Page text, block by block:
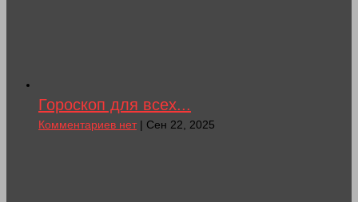
Гороскоп для всех...
Комментариев нет| Сен 22, 2025